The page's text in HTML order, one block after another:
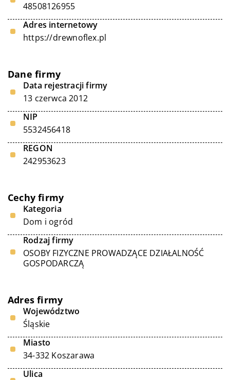
48508126955
Adres internetowy
https://drewnoflex.pl
Dane firmy
Data rejestracji firmy
13 czerwca 2012
NIP
5532456418
REGON
242953623
Cechy firmy
Kategoria
Dom i ogród
Rodzaj firmy
OSOBY FIZYCZNE PROWADZĄCE DZIAŁALNOŚĆ
GOSPODARCZĄ
Adres firmy
Województwo
Śląskie
Miasto
34-332 Koszarawa
Ulica